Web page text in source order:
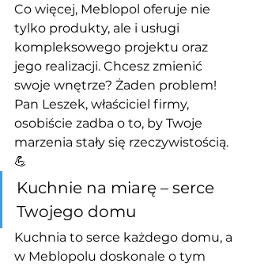
Co więcej, Meblopol oferuje nie
tylko produkty, ale i usługi
kompleksowego projektu oraz
jego realizacji. Chcesz zmienić
swoje wnętrze? Żaden problem!
Pan Leszek, właściciel firmy,
osobiście zadba o to, by Twoje
marzenia stały się rzeczywistością.
💪
Kuchnie na miarę – serce
Twojego domu
Kuchnia to serce każdego domu, a
w Meblopolu doskonale o tym